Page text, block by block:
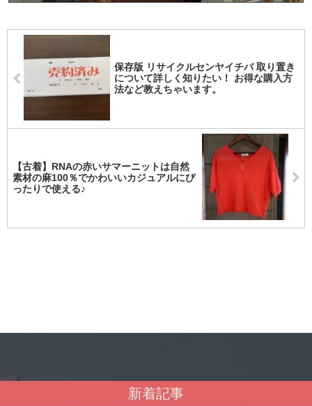
保存版 リサイクルセンヤイチバ 取り置き
について詳しく知りたい！ お得な購入方
法など教えちゃいます。
【古着】RNAの赤いサマーニットは自然
素材の麻100％でかわいいカジュアルにぴ
ったりで使える♪
新着記事